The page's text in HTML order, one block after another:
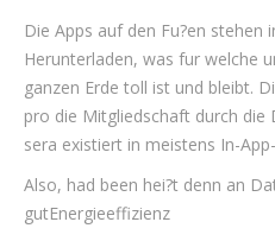
Die Apps auf den Fu?en stehen
Herunterladen, was fur welche
ganzen Erde toll ist und bleibt.
pro die Mitgliedschaft durch die
sera existiert in meistens In-
Also, had been hei?t denn an
gutEnergieeffizienz